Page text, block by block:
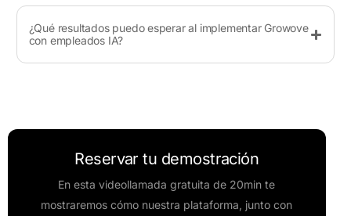
¿Qué resultados puedo esperar al implementar Growove
con empleados IA?
Reservar tu demostración
En esta videollamada gratuita de 20min te
mostraremos cómo nuestra plataforma, junto con